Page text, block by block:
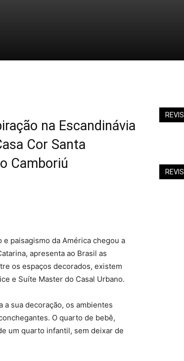
na Escandinávia
Cor Santa
Camboriú
paisagismo da América chegou a
apresenta ao Brasil as
os espaços decorados, existem
e Suíte Master do Casal Urbano.
a sua decoração, os ambientes
O quarto de bebê,
um quarto infantil, sem deixar de